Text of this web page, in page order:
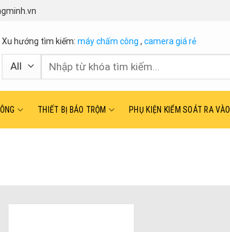
Xu hướng tìm kiếm: máy chấm công , camera giá rẻ
Tìm
THIẾT BỊ BÁO TRỘM PHỤ KIỆN KIỂM SOÁT RA VÀO